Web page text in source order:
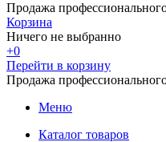
Продажа
Корзина
Ничего не выбранно
+0
Перейти в корзину
Продажа
Меню
Каталог товаров